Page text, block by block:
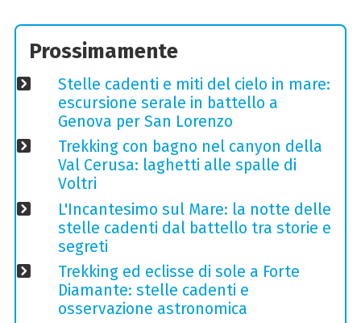
Prossimamente
Stelle cadenti e miti del cielo in mare:
escursione serale in battello a
Genova per San Lorenzo
Trekking con bagno nel canyon della
Val Cerusa: laghetti alle spalle di
Voltri
L'Incantesimo sul Mare: la notte delle
stelle cadenti dal battello tra storie e
segreti
Trekking ed eclisse di sole a Forte
Diamante: stelle cadenti e
osservazione astronomica